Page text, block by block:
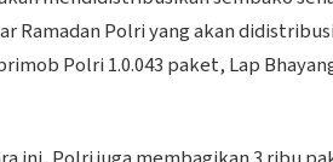
Ramadan Polri yang akan
Polri 1.0.043 paket, Lap